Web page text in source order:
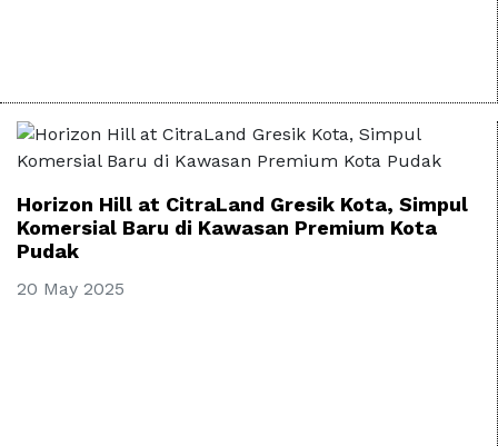
Horizon Hill at CitraLand Gresik Kota, Simpul
Komersial Baru di Kawasan Premium Kota
Pudak
20 May 2025